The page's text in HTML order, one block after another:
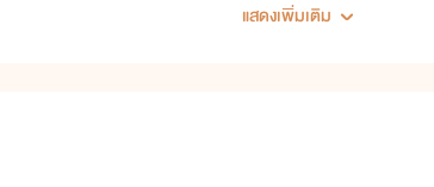
แสดงเพิ่มเติม